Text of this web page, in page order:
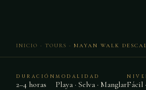
INICIO · TOURS · MAYAN WALK
DURACIÓN
2–4 horas
MODALIDAD
Playa · Selva · ManglarFácil